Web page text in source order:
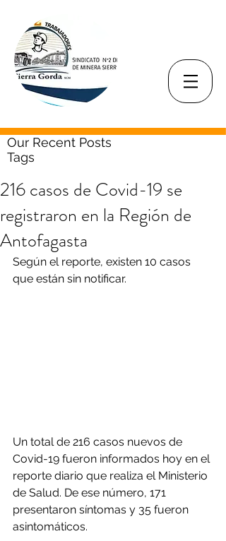
Our Recent Posts
Tags
216 casos de Covid-19 se
registraron en la Región de
Antofagasta
Según el reporte, existen 10 casos
que están sin notificar.
Un total de 216 casos nuevos de
Covid-19 fueron informados hoy en el
reporte diario que realiza el Ministerio
de Salud. De ese número, 171
presentaron síntomas y 35 fueron
asintomáticos.